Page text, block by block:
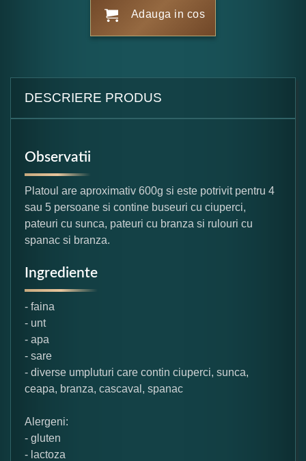
Adauga in cos
DESCRIERE PRODUS
Observatii
Platoul are aproximativ 600g si este potrivit pentru 4
sau 5 persoane si contine buseuri cu ciuperci,
pateuri cu sunca, pateuri cu branza si rulouri cu
spanac si branza.
Ingrediente
- faina
- unt
- apa
- sare
- diverse umpluturi care contin ciuperci, sunca,
ceapa, branza, cascaval, spanac
Alergeni:
- gluten
- lactoza